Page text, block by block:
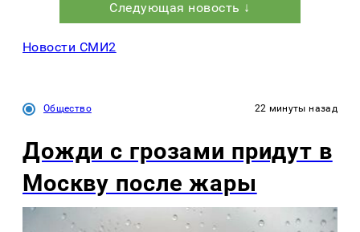
Следующая новость ↓
Новости СМИ2
Общество 22 минуты назад
Дожди с грозами придут в
Москву после жары